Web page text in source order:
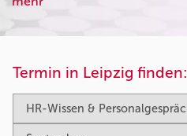
Termin in Leipzig finden: